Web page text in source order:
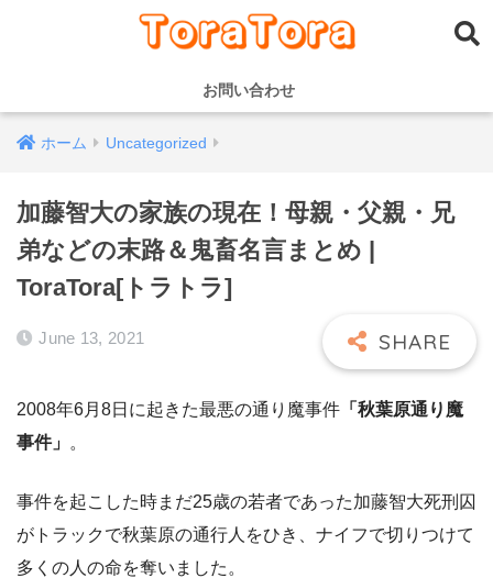
お問い合わせ
ホーム Uncategorized
加藤智大の家族の現在！母親・父親・兄
弟などの末路＆鬼畜名言まとめ |
ToraTora[トラトラ]
June 13, 2021
2008年6月8日に起きた最悪の通り魔事件 「秋葉原通り魔
事件」 。
事件を起こした時まだ25歳の若者であった加藤智大死刑囚
がトラックで秋葉原の通行人をひき、ナイフで切りつけて
多くの人の命を奪いました。